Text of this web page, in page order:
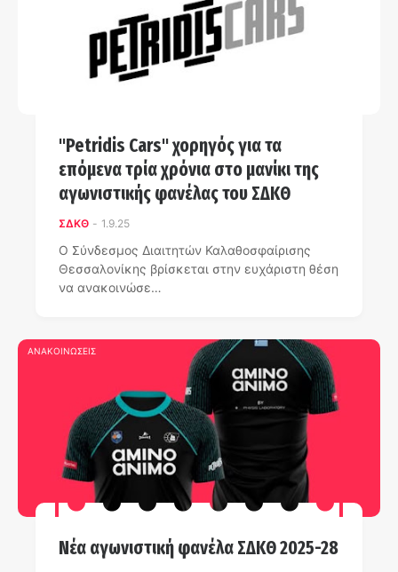
"Petridis Cars" χορηγός για τα
επόμενα τρία χρόνια στo μανίκι της
αγωνιστικής φανέλας του ΣΔΚΘ
ΣΔΚΘ - 1.9.25
Ο Σύνδεσμος Διαιτητών Καλαθοσφαίρισης
Θεσσαλονίκης βρίσκεται στην ευχάριστη θέση
να ανακοινώσε…
ΑΝΑΚΟΙΝΩΣΕΙΣ
Νέα αγωνιστική φανέλα ΣΔΚΘ 2025-28